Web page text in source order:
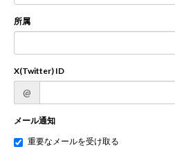
所属
X(Twitter) ID
@
メール通知
重要なメールを受け取る